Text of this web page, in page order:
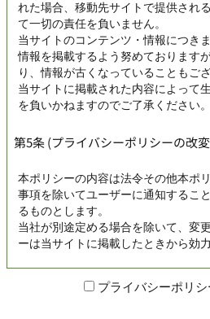
れた場合、移動先サイトで提供され
て一切の責任を負いません。
当サイトのコンテンツ・情報につき
情報を掲載するよう努めております
り、情報が古くなっていることもご
当サイトに掲載された内容によって
を負いかねますのでご了承ください。
第5条 (プライバシーポリシーの改
本ポリシーの内容は法令その他本ポ
事項を除いてユーザーに通知するこ
るものとします。
当社が別途定める場合を除いて、変
ーは当サイトに掲載したときから効
プライバシーポリ